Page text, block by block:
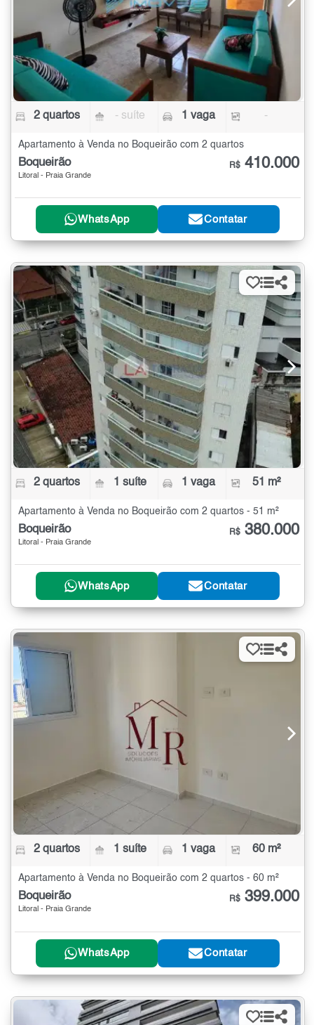
2 quartos - suíte 1 vaga -
Apartamento à Venda no Boqueirão com 2 quartos
Boqueirão
Litoral - Praia Grande
R$ 410.000
WhatsApp Contatar
2 quartos 1 suíte 1 vaga 51 m²
Apartamento à Venda no Boqueirão com 2 quartos - 51 m²
Boqueirão
Litoral - Praia Grande
R$ 380.000
WhatsApp Contatar
2 quartos 1 suíte 1 vaga 60 m²
Apartamento à Venda no Boqueirão com 2 quartos - 60 m²
Boqueirão
Litoral - Praia Grande
R$ 399.000
WhatsApp Contatar